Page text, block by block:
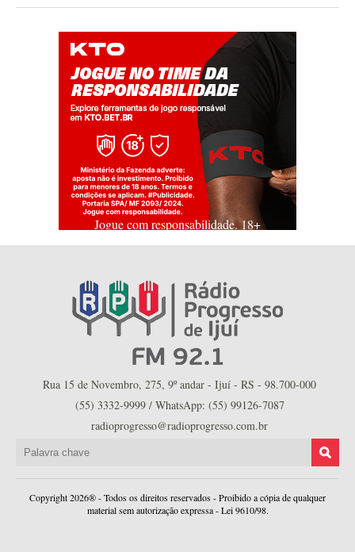
Jogue com responsabilidade. 18+
Rua 15 de Novembro, 275, 9º andar - Ijuí - RS - 98.700-000
(55) 3332-9999 / WhatsApp: (55) 99126-7087
radioprogresso@radioprogresso.com.br
Copyright 2026® - Todos os direitos reservados - Proibido a cópia de qualquer
material sem autorização expressa - Lei 9610/98.